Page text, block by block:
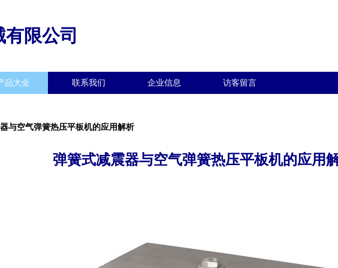
限公司
品大全 联系我们 企业信息 访客留言
与空气弹簧热压平板机的应用解析
弹簧式减震器与空气弹簧热压平板机的应用